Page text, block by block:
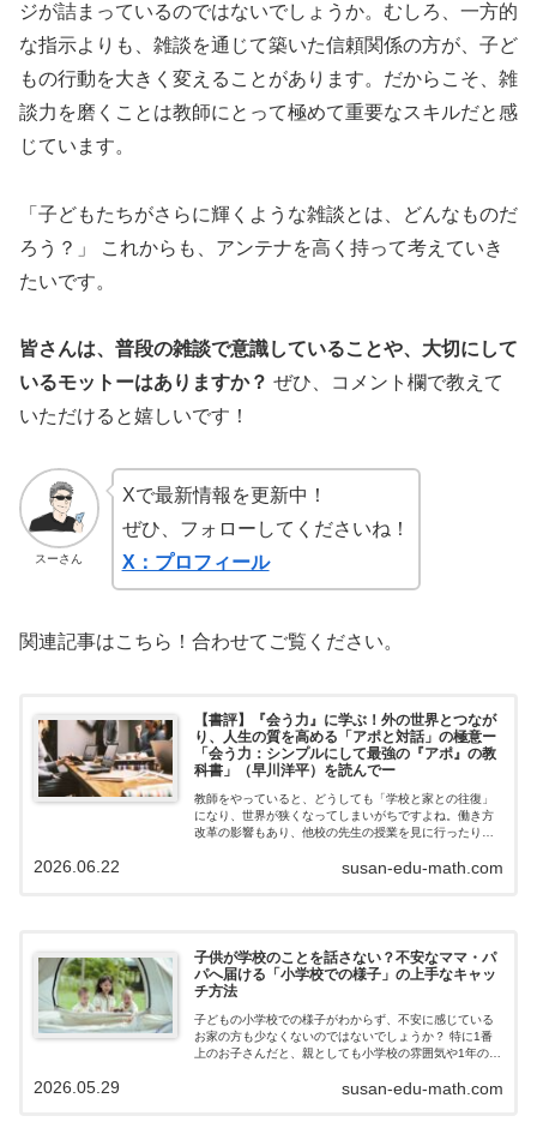
ジが詰まっているのではないでしょうか。むしろ、一方的
な指示よりも、雑談を通じて築いた信頼関係の方が、子ど
もの行動を大きく変えることがあります。だからこそ、雑
談力を磨くことは教師にとって極めて重要なスキルだと感
じています。
「子どもたちがさらに輝くような雑談とは、どんなものだ
ろう？」 これからも、アンテナを高く持って考えていき
たいです。
皆さんは、普段の雑談で意識していることや、大切にして
いるモットーはありますか？ ぜひ、コメント欄で教えて
いただけると嬉しいです！
スーさん
Xで最新情報を更新中！
ぜひ、フォローしてくださいね！
X：プロフィール
関連記事はこちら！合わせてご覧ください。
【書評】『会う力』に学ぶ！外の世界とつなが
り、人生の質を高める「アポと対話」の極意ー
「会う力：シンプルにして最強の『アポ』の教
科書」（早川洋平）を読んでー
教師をやっていると、どうしても「学校と家との往復」
になり、世界が狭くなってしまいがちですよね。働き方
改革の影響もあり、他校の先生の授業を見に行ったり、
感じます。しかし私は、「直接人に会い、空…
susan-edu-math.com
2026.06.22
子供が学校のことを話さない？不安なママ・パ
パへ届ける「小学校での様子」の上手なキャッ
チ方法
子どもの小学校での様子がわからず、不安に感じている
お家の方も少なくないのではないでしょうか？ 特に1番
上のお子さんだと、親としても小学校の雰囲気や1年の流
で楽しく過ごせているのかな？」 「お…susan-edu-math.com
2026.05.29